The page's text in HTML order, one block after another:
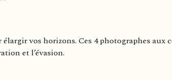
élargir vos horizons. Ces 4 photographes
et l’évasion.